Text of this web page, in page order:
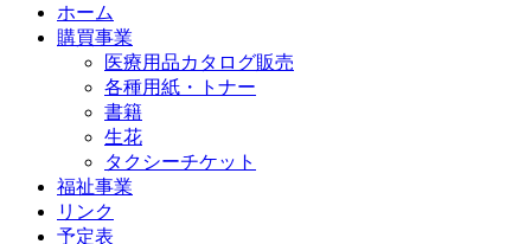
ホーム
購買事業
医療用品カタログ販売
各種用紙・トナー
書籍
生花
タクシーチケット
福祉事業
リンク
予定表